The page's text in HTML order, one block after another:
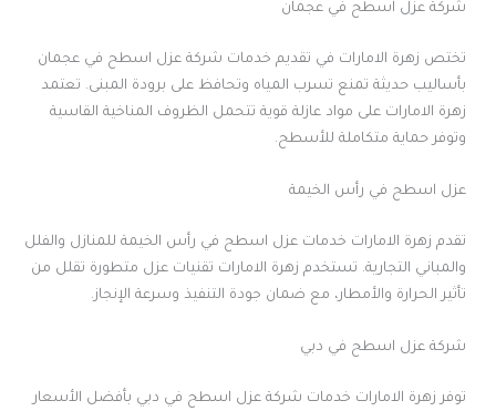
شركة عزل اسطح في عجمان
تختص زهرة الامارات في تقديم خدمات شركة عزل اسطح في عجمان
بأساليب حديثة تمنع تسرب المياه وتحافظ على برودة المبنى. تعتمد
زهرة الامارات على مواد عازلة قوية تتحمل الظروف المناخية القاسية
وتوفر حماية متكاملة للأسطح.
عزل اسطح في رأس الخيمة
تقدم زهرة الامارات خدمات عزل اسطح في رأس الخيمة للمنازل والفلل
والمباني التجارية. تستخدم زهرة الامارات تقنيات عزل متطورة تقلل من
تأثير الحرارة والأمطار، مع ضمان جودة التنفيذ وسرعة الإنجاز.
شركة عزل اسطح في دبي
توفر زهرة الامارات خدمات شركة عزل اسطح في دبي بأفضل الأسعار